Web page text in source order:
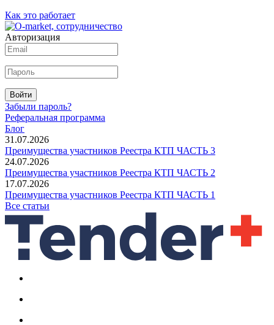
Как это работает
Авторизация
Войти
Забыли пароль?
Реферальная программа
Блог
31.07.2026
Преимущества участников Реестра КТП ЧАСТЬ 3
24.07.2026
Преимущества участников Реестра КТП ЧАСТЬ 2
17.07.2026
Преимущества участников Реестра КТП ЧАСТЬ 1
Все статьи